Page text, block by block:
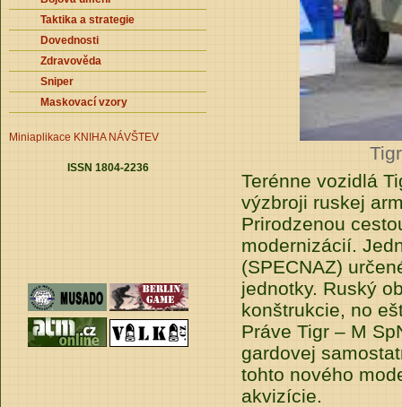
Taktika a strategie
Dovednosti
Zdravověda
Sniper
Maskovací vzory
Miniaplikace
ISSN 1804-2236
KNIHA NÁVŠTEV
Terénne vozidlá
výzbroji ruskej
Prirodzenou
modernizácií.
(SPECNAZ)
jednotky. Ruský
konštrukcie, no
Práve Tigr – M
gardovej
tohto nového
akvizície.